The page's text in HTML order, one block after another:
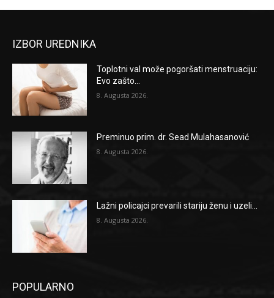
IZBOR UREDNIKA
Toplotni val može pogoršati menstruaciju:
Evo zašto...
8. Augusta 2026.
Preminuo prim. dr. Sead Mulahasanović
8. Augusta 2026.
Lažni policajci prevarili stariju ženu i uzeli...
8. Augusta 2026.
POPULARNO